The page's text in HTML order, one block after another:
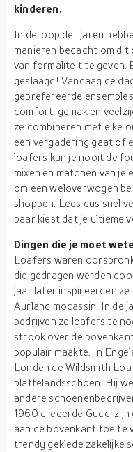
kinderen.
In de loop der jaren
manieren bedacht om dit
van formaliteit te geven.
geslaagd! Vandaag de
geprefereerde
comfort, gemak en
ze combineren met elke
een vergadering gaat of
loafers kun je nooit de
mixen en matchen van je
om een weloverwogen
shoppen. Lees dus snel
paar kiest dat je ultieme
Dingen die je moet
Loafers waren
die gedragen werden
jaar later inspireerden
Aurland mocassin. In de
bedrijven ze loafers te
strook over de
populair maakte. In
Londen de Wildsmith
plattelandsschoen. Hij
andere
1960 creëerde Gucci zijn
aan de bovenkant toe te
trendy geklede zakelijke